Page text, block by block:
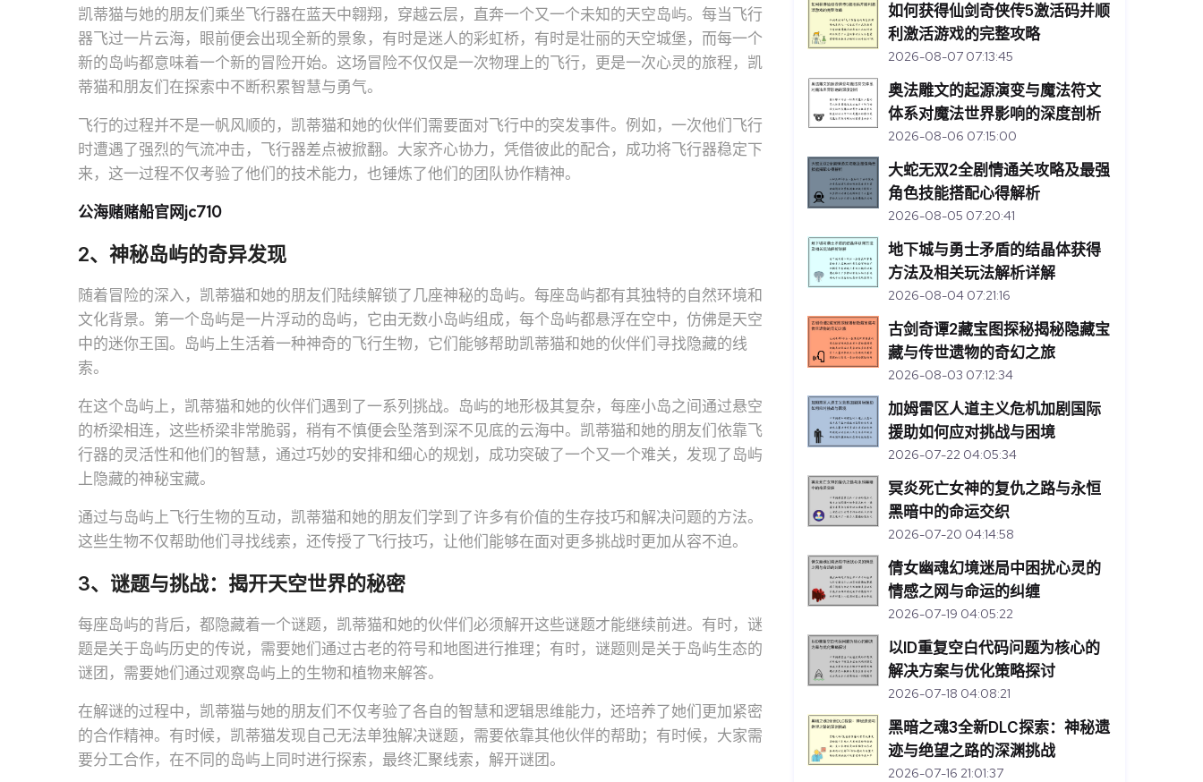
凯蒂猫与她的朋友们乘坐飞行器在蓝天中翱翔，穿越云层，直奔一个又一个未知的天空岛屿。每当飞行
器飞过一片云海，眼前便会出现全新的景象，有时是迷人的彩虹桥，有时是壮丽的天空城堡，而每一个
新的岛屿都意味着一个新的冒险开始。这场冒险不仅仅是一次物理上的飞行，更是一次心灵的旅程，凯
蒂猫和朋友们在探索中不断积累智慧与勇气。
飞行的过程并不是一帆风顺的，凯蒂猫和她的伙伴们需要面对飞行中的突发事件。例如，一次他们飞行
时遭遇了强烈的气流冲击，飞行器差点被掀翻。大家齐心协力，凭借彼此的配合，成功将飞行器稳定下
来，这一过程不仅考验了他们的技术能力，也锤炼了他们的团队协作精神。
公海赌赌船官网jc710
2、神秘岛屿的奇异发现
随着冒险的深入，凯蒂猫和她的朋友们陆续解锁了几座神秘的岛屿。每座岛屿都有其独特的自然环境和
文化背景。第一个岛屿是一片浮动的岛屿，它由无数小岛屿组成，每个岛屿都悬浮在空中，仿佛是天空
中的迷你王国。岛屿上生活着一种神奇的飞行生物，它们能够帮助凯蒂猫和她的伙伴们寻找隐藏的线
索。
在这个岛屿上，凯蒂猫和她的伙伴们遇到了一系列挑战。岛屿的地形极其复杂，每座小岛之间通过悬空
的桥梁相连，这些桥梁非常脆弱，稍有不慎便会坠落到深不见底的云海中。凯蒂猫和她的朋友们依靠飞
行器的灵活性和他们的智慧，通过巧妙的安排和细心的规划，成功突破了一个又一个难关，发现了岛屿
上隐藏的神秘宝藏。
通过与岛屿上飞行生物的互动，凯蒂猫和她的朋友们学到了许多有价值的生存技巧和解决问题的方法。
这些生物不仅帮助他们寻找线索，还传授了飞行技巧，让他们能够在面对更多挑战时更加从容不迫。
3、谜题与挑战：揭开天空世界的秘密
每座岛屿的背后，都隐藏着一个谜题，凯蒂猫和她的伙伴们必须解开这些谜题才能继续前进。有时，谜
题是关于岛屿历史的传说，需要她们通过古老的符号和地图进行推理；有时，谜题则是关于岛屿生态的
谜团，需要她们通过观察岛屿上的生物和植物来解答。
在解谜的过程中，凯蒂猫与她的朋友们不仅考验了各自的智慧和逻辑思维能力，还培养了她们更加紧密
的合作精神。有时候，凯蒂猫发现自己无法单独解决谜题，需要依靠其他伙伴的帮助；有时候，大家需
要分工合作，在不同的岛屿上同时进行探索，最终汇聚线索，解开谜团。
如何获得仙剑奇侠传5激活码并顺
利激活游戏的完整攻略
2026-08-07 07:13:45
奥法雕文的起源演变与魔法符文
体系对魔法世界影响的深度剖析
2026-08-06 07:15:00
大蛇无双2全剧情通关攻略及最强
角色技能搭配心得解析
2026-08-05 07:20:41
地下城与勇士矛盾的结晶体获得
方法及相关玩法解析详解
2026-08-04 07:21:16
古剑奇谭2藏宝图探秘揭秘隐藏宝
藏与传世遗物的奇幻之旅
2026-08-03 07:12:34
加姆雷区人道主义危机加剧国际
援助如何应对挑战与困境
2026-07-22 04:05:34
冥炎死亡女神的复仇之路与永恒
黑暗中的命运交织
2026-07-20 04:14:58
倩女幽魂幻境迷局中困扰心灵的
情感之网与命运的纠缠
2026-07-19 04:05:22
以ID重复空白代码问题为核心的
解决方案与优化策略探讨
2026-07-18 04:08:21
黑暗之魂3全新DLC探索：神秘遗
迹与绝望之路的深渊挑战
2026-07-16 21:01:37